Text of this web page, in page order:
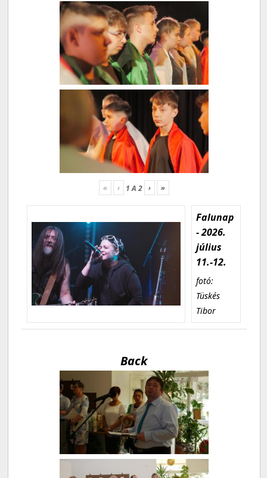
« ‹ 1A2 › »
Falunap
- 2026.
július
11.-12.
fotó:
Tüskés
Tibor
Back